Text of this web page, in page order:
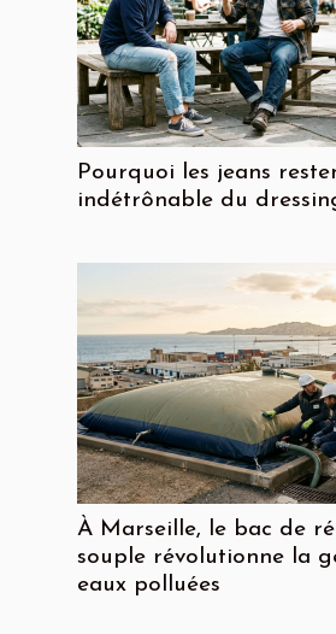
Pourquoi les jeans
indétrônable du
À Marseille, le bac de
souple révolutionne la
eaux polluées